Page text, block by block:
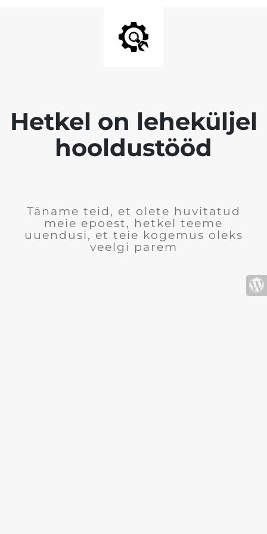
Hetkel on leheküljel
hooldustööd
Täname teid, et olete huvitatud
meie epoest, hetkel teeme
uuendusi, et teie kogemus oleks
veelgi parem